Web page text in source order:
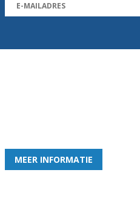
Word nu lid van
en geniet iedere week van het
MEER INFORMATIE